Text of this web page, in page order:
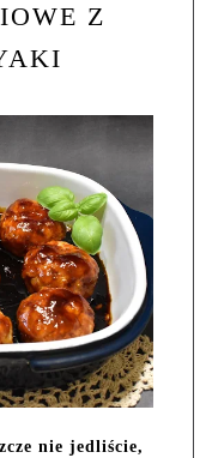
Z
nie jedliście,